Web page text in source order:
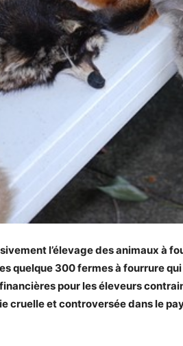
l’élevage des animaux à
quelque 300 fermes à fourrure
pour les éleveurs
cruelle et controversée dans le